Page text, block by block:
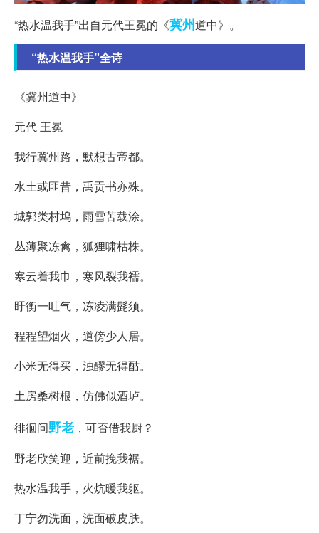
“热水温我手”出自元代王冕的《冀州道中》。
“热水温我手”全诗
《冀州道中》
元代 王冕
我行冀州路，默想古帝都。
水土或匪昔，禹贡书亦殊。
城郭类村坞，雨雪苦载涂。
丛薄聚冻禽，狐狸啸枯株。
寒云着我巾，寒风裂我襦。
盱衡一吐气，冻凌满髭须。
程程望烟火，道傍少人居。
小米无得买，浊醪无得酤。
土房桑树根，仿佛似酒垆。
徘徊问野老 ，可否借我厨？
野老欣笑迎，近前挽我裾。
热水温我手，火炕暖我躯。
丁宁勿洗面，洗面破皮肤。